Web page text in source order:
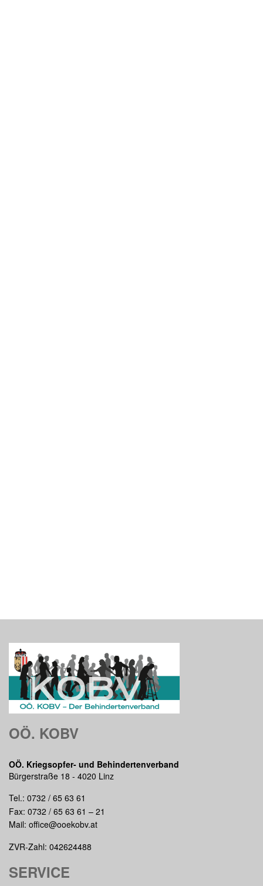
OÖ. KOBV
OÖ. Kriegsopfer- und Behindertenverband
Bürgerstraße 18 - 4020 Linz
Tel.: 0732 / 65 63 61
Fax: 0732 / 65 63 61 – 21
Mail: office@ooekobv.at
ZVR-Zahl: 042624488
SERVICE